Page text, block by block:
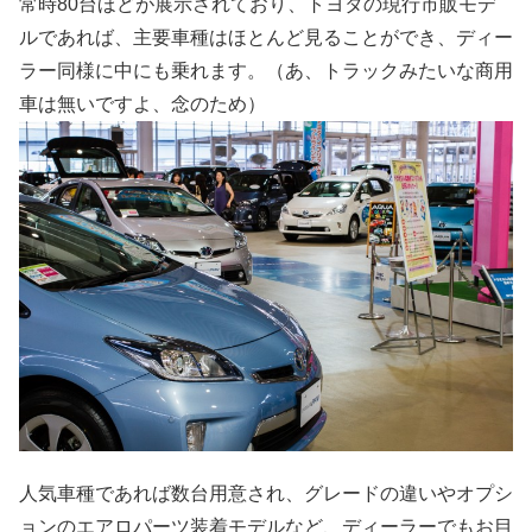
常時80台ほどが展示されており、トヨタの現行市販モデ
ルであれば、主要車種はほとんど見ることができ、ディー
ラー同様に中にも乗れます。（あ、トラックみたいな商用
車は無いですよ、念のため）
人気車種であれば数台用意され、グレードの違いやオプシ
ョンのエアロパーツ装着モデルなど、ディーラーでもお目